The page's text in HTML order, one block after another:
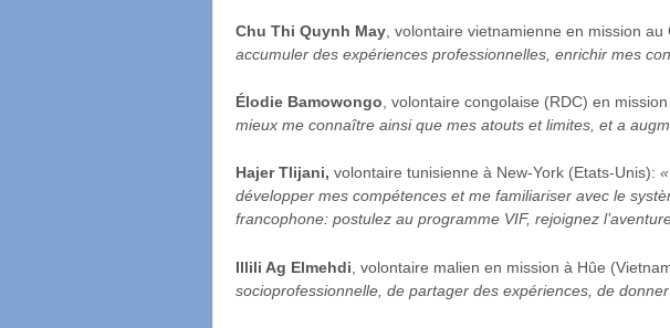
Chu Thi Quynh May , volontaire vietnamienne en mission au
accumuler des expériences professionnelles, enrichir mes
Élodie Bamowongo , volontaire congolaise (RDC) en
mieux me connaître ainsi que mes atouts et limites, et a
Hajer Tlijani, volontaire tunisienne à New-York (Etats-Unis):
développer mes compétences et me familiariser avec le
francophone: postulez au programme VIF, rejoignez
Illili Ag Elmehdi , volontaire malien en mission à Hûe
socioprofessionnelle, de partager des expériences, de